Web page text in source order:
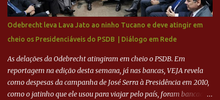
sua história na Raposa, pesaram para que um dos mais icônicos
camisas 9 acertasse a compra do clube. Fonte: Itatiaia Fonte:
ADVOGADO DO CRUZEIRO NA SAF EXPLICA SITUAÇÃO DO
CRUZEIRO - RONALDO COMPROU 90% DAS AÇÕES DO CLUBE
Odebrecht leva Lava Jato ao ninho Tucano e deve atingir em
cheio os Presidenciáveis do PSDB | Diálogo em Rede
As delações da Odebrecht atingiram em cheio o PSDB. Em
reportagem na edição desta semana, já nas bancas, VEJA revela
como despesas da campanha de José Serra à Presidência em 2010,
como o jatinho que ele usou para viajar pelo país, foram bancadas